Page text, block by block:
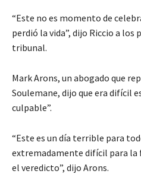
“Este no es momento de
perdió la vida”, dijo Riccio a los
tribunal.
Mark Arons, un abogado que
Soulemane, dijo que era difícil
culpable”.
“Este es un día terrible para
extremadamente difícil para la
el veredicto”, dijo Arons.